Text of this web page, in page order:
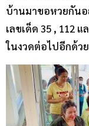
บ้านมาขอหวยกันอ
เลขเด็ด 35 , 112
ในงวดต่อไปอีกด้วย